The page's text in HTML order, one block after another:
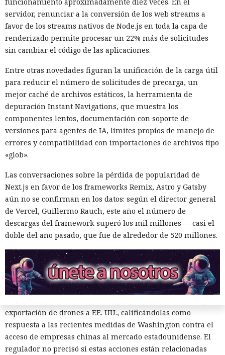
Las sanciones y restricciones contra las empresas
tecnológicas chinas por parte de las autoridades
estadounidenses hace tiempo que son noticia habitual —
ahora un escenario similarse está desarrollando
inverso. La Administración del Ciberespacio de China
anunció el inicio de una revisión de los productos de la
estadounidense Palo Alto Networks que se venden en el
territorio del país, citando riesgos para la infraestructura
El regulador no nombró productos concretos de la compañía
sujetos a revisión, no reveló la naturaleza de posibles
vulnerabilidades ni precisó qué medidas podrían seguir en
caso de detectarse incumplimientos.
La decisión se produjo en medio del empeoramiento de las
disputas comerciales y tecnológicas entre Pekín y
Washington, que ponen en peligro la frágil tregua
alcanzada en las últimas cumbres bilaterales. El día
anterior, el Ministerio de Comercio de China anunció
exportación de drones a EE. UU., calificándolas como
respuesta a las recientes medidas de Washington contra el
acceso de empresas chinas al mercado estadounidense. El
regulador no precisó si estas acciones están relacionadas
servidor, renunciar a la conversión de los web streams a
favor de los streams nativos de Node.js en toda la capa de
renderizado permite procesar un 22% más de solicitudes
sin cambiar el código de las aplicaciones.
Entre otras novedades figuran la unificación de la carga útil
para reducir el número de solicitudes de precarga, un
mejor caché de archivos estáticos, la herramienta de
depuración Instant Navigations, que muestra los
componentes lentos, documentación con soporte de
versiones para agentes de IA, límites propios de manejo de
errores y compatibilidad con importaciones de archivos tipo
«glob».
Las conversaciones sobre la pérdida de popularidad de
Next.js en favor de los frameworks Remix, Astro y Gatsby
aún no se confirman en los datos: según el director general
de Vercel, Guillermo Rauch, este año el número de
descargas del framework superó los mil millones — casi el
doble del año pasado, que fue de alrededor de 520 millones.